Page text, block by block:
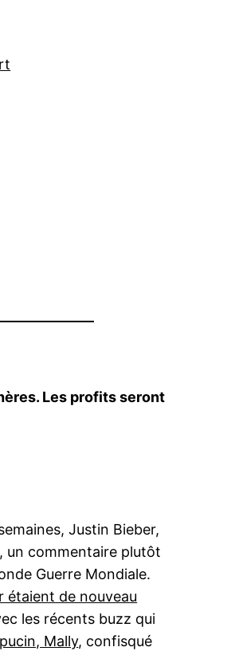
Les profits seront
Justin Bieber,
, un commentaire plutôt
Guerre Mondiale.
étaient de nouveau
les récents buzz qui
Mally, confisqué